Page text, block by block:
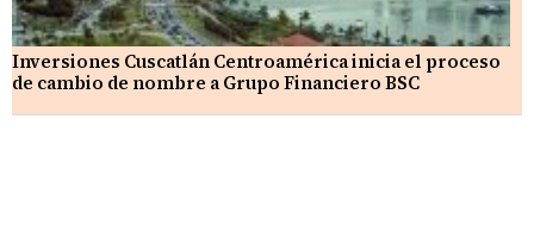
Inversiones Cuscatlán Centroamérica inicia el proceso
de cambio de nombre a Grupo Financiero BSC